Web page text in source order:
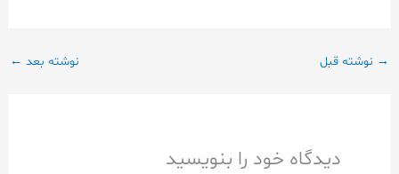
→ نوشته قبل نوشته بعد ←
دیدگاه‌ خود را بنویسید